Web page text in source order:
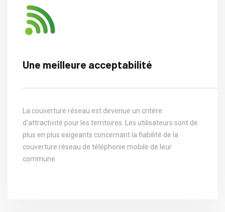
Une meilleure acceptabilité
La couverture réseau est devenue un critère
d'attractivité pour les territoires. Les utilisateurs sont de
plus en plus exigeants concernant la fiabilité de la
couverture réseau de téléphonie mobile de leur
commune.